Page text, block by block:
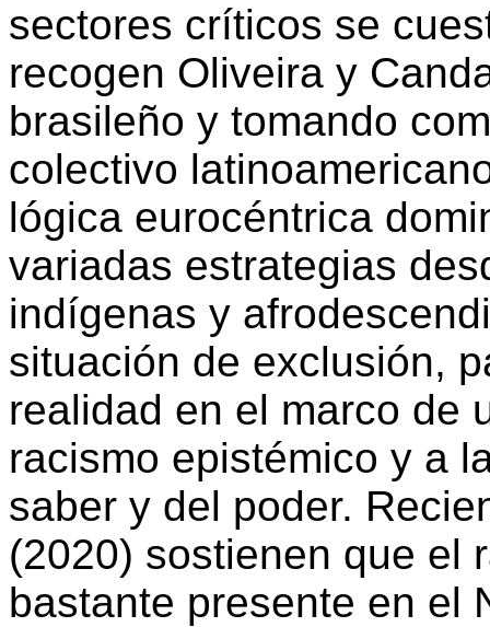
sectores críticos se
recogen Oliveira y
brasileño y tomando
colectivo
lógica eurocéntrica
variadas estrategias
indígenas y
situación de exclusión,
realidad en el marco de
racismo epistémico y a
saber y del poder.
(2020) sostienen que el
bastante presente en el